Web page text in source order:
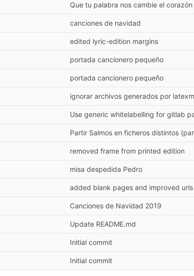
Que tu palabra nos cambie el corazón
canciones de navidad
edited lyric-edition margins
portada cancionero pequeño
portada cancionero pequeño
ignorar archivos generados por
Use generic whitelabelling for gitlab
Partir Salmos en ficheros distintos
removed frame from printed edition
misa despedida Pedro
added blank pages and improved urls
Canciones de Navidad 2019
Update README.md
Initial commit
Initial commit